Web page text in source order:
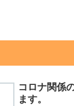
コロナ関係
ます。